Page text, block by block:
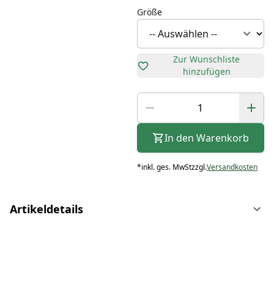
Größe
Zur Wunschliste
hinzufügen
In den Warenkorb
*inkl. ges. MwStzzgl.Versandkosten
Artikeldetails